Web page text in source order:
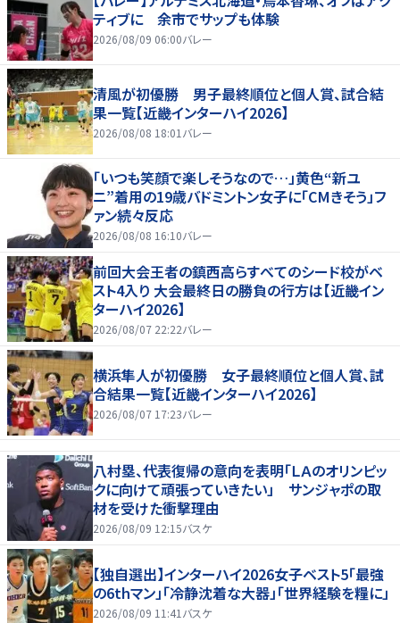
ティブに 余市でサップも体験
2026/08/09 06:00バレー
清風が初優勝 男子最終順位と個人賞、試合結
果一覧【近畿インターハイ2026】
2026/08/08 18:01 バレー
「いつも笑顔で楽しそうなので…」黄色“新ユ
ニ”着用の19歳バドミントン女子に「CMきそう」フ
ァン続々反応
2026/08/08 16:10バレー
前回大会王者の鎮西高らすべてのシード校がベ
スト4入り 大会最終日の勝負の行方は【近畿イン
ターハイ2026】
2026/08/07 22:22バレー
横浜隼人が初優勝 女子最終順位と個人賞、試
合結果一覧【近畿インターハイ2026】
2026/08/07 17:23バレー
八村塁、代表復帰の意向を表明「ＬＡのオリンピッ
クに向けて頑張っていきたい」 サンジャポの取
材を受けた衝撃理由
2026/08/09 12:15バスケ
【独自選出】インターハイ2026女子ベスト5「最強
の6thマン」「冷静沈着な大器」「世界経験を糧に」
2026/08/09 11:41 バスケ